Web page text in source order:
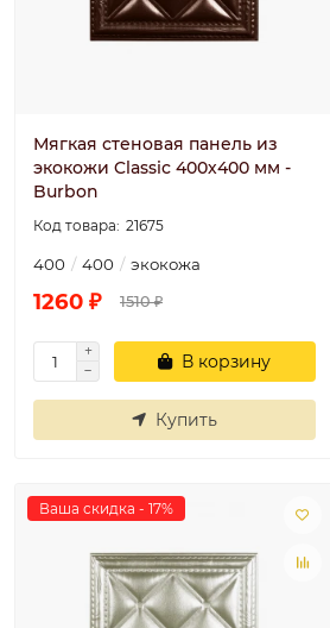
Валентина 30.06.2025
Мягкая стеновая панель из
экокожи Classic 400х400 мм -
Burbon
21675
400 400 экокожа
1260 ₽ 1510 ₽
В корзину
Купить
Ваша скидка - 17%